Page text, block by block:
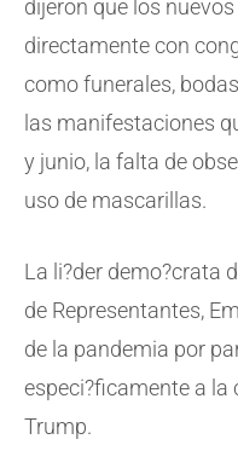
dijeron que los
directamente con
como funerales,
las manifestaciones
y junio, la falta de
uso de mascarillas.
La li?der demo?crata
de Representantes,
de la pandemia por
especi?ficamente a la
Trump.